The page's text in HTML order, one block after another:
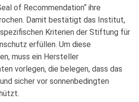
of Recommendation“ ihre
Damit bestätigt das Institut,
Kriterien der Stiftung für
erfüllen. Um diese
muss ein Hersteller
vorlegen, die belegen, dass das
sicher vor sonnenbedingten